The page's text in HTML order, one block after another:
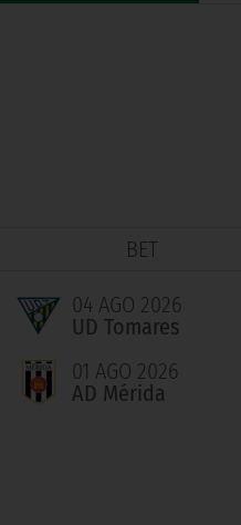
BET
04 AGO 2026
UD Tomares
01 AGO 2026
AD Mérida